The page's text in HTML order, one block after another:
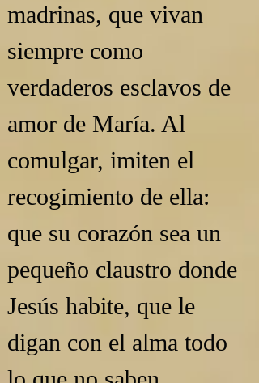
madrinas, que vivan
siempre como
verdaderos esclavos de
amor de María. Al
comulgar, imiten el
recogimiento de ella:
que su corazón sea un
pequeño claustro donde
Jesús habite, que le
digan con el alma todo